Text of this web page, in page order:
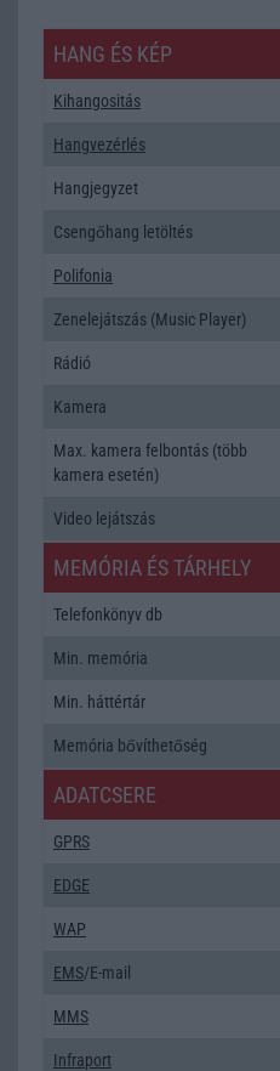
HANG ÉS KÉP
Kihangositás
Hangvezérlés
Hangjegyzet
Csengőhang letöltés
Polifonia
Zenelejátszás (Music Player)
Rádió
Kamera
Max. kamera felbontás (több
kamera esetén)
Video lejátszás
MEMÓRIA ÉS TÁRHELY
Telefonkönyv db
Min. memória
Min. háttértár
Memória bővíthetőség
ADATCSERE
GPRS
EDGE
WAP
EMS/E-mail
MMS
Infraport